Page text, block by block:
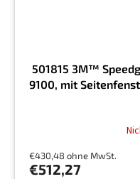
501815 3M™
9100, mit
€430,48 ohne MwSt.
€512,27